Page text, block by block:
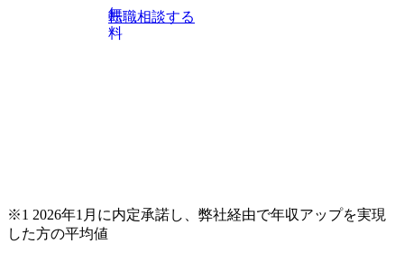
います。 生成AIなどの最新技術とシステムを活用し、顧客
の業務革新と効率化の実現に貢献します。 ＜PL/PM＞ 顧客
ご担当いただき、当社の社員が業務面をサポートしつつ、
徐々に対応範囲を広げていただきます。 ＜QAエンジニア＞
無
料
転職相談する
※1 2026年1月に内定承諾し、弊社経由で年収アップを実現
した方の平均値